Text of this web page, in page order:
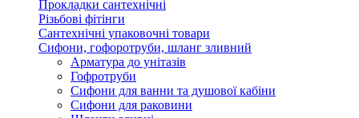
Прокладки сантехнічні
Різьбові фітінги
Сантехнічні упаковочні товари
Сифони, гофоротруби, шланг зливний
Арматура до унітазів
Гофротруби
Сифони для ванни та душової кабіни
Сифони для раковини